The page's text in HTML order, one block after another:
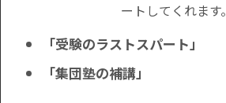
ートしてくれます。
「受験のラストスパート」
「集団塾の補講」